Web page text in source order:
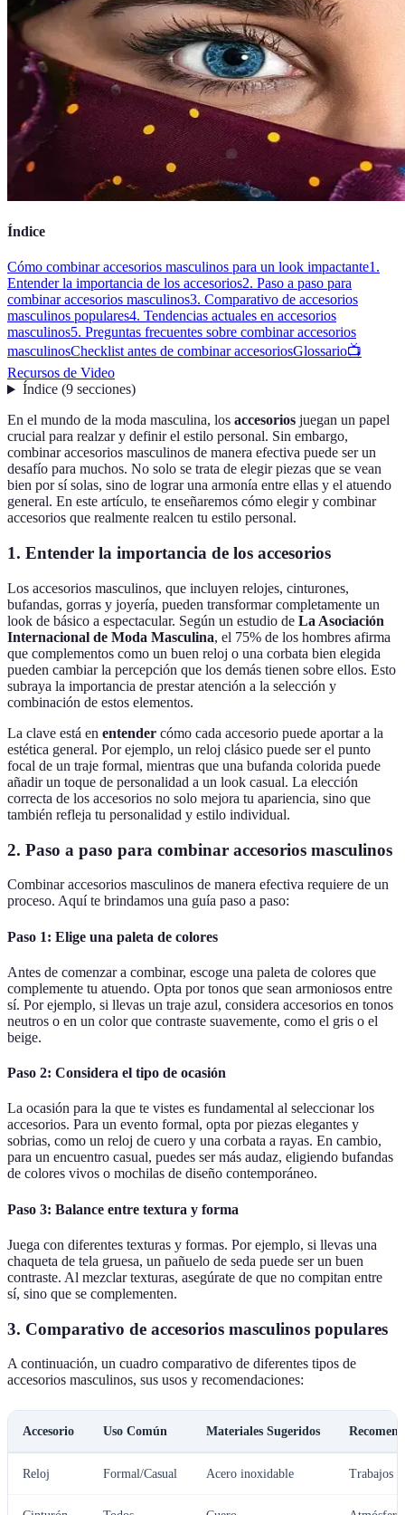
Índice
Cómo combinar accesorios masculinos para un look impactante1.
Entender la importancia de los accesorios2. Paso a paso para
combinar accesorios masculinos3. Comparativo de accesorios
masculinos populares4. Tendencias actuales en accesorios
masculinos5. Preguntas frecuentes sobre combinar accesorios
masculinosChecklist antes de combinar accesoriosGlossario📺
Recursos de Video
Índice(9 secciones)
En el mundo de la moda masculina, los accesorios juegan un papel
crucial para realzar y definir el estilo personal. Sin embargo,
combinar accesorios masculinos de manera efectiva puede ser un
desafío para muchos. No solo se trata de elegir piezas que se vean
bien por sí solas, sino de lograr una armonía entre ellas y el atuendo
general. En este artículo, te enseñaremos cómo elegir y combinar
accesorios que realmente realcen tu estilo personal.
1. Entender la importancia de los accesorios
Los accesorios masculinos, que incluyen relojes, cinturones,
bufandas, gorras y joyería, pueden transformar completamente un
look de básico a espectacular. Según un estudio de La Asociación
Internacional de Moda Masculina, el 75% de los hombres afirma
que complementos como un buen reloj o una corbata bien elegida
pueden cambiar la percepción que los demás tienen sobre ellos. Esto
subraya la importancia de prestar atención a la selección y
combinación de estos elementos.
La clave está en entender cómo cada accesorio puede aportar a la
estética general. Por ejemplo, un reloj clásico puede ser el punto
focal de un traje formal, mientras que una bufanda colorida puede
añadir un toque de personalidad a un look casual. La elección
correcta de los accesorios no solo mejora tu apariencia, sino que
también refleja tu personalidad y estilo individual.
2. Paso a paso para combinar accesorios masculinos
Combinar accesorios masculinos de manera efectiva requiere de un
proceso. Aquí te brindamos una guía paso a paso:
Paso 1: Elige una paleta de colores
Antes de comenzar a combinar, escoge una paleta de colores que
complemente tu atuendo. Opta por tonos que sean armoniosos entre
sí. Por ejemplo, si llevas un traje azul, considera accesorios en tonos
neutros o en un color que contraste suavemente, como el gris o el
beige.
Paso 2: Considera el tipo de ocasión
La ocasión para la que te vistes es fundamental al seleccionar los
accesorios. Para un evento formal, opta por piezas elegantes y
sobrias, como un reloj de cuero y una corbata a rayas. En cambio,
para un encuentro casual, puedes ser más audaz, eligiendo bufandas
de colores vivos o mochilas de diseño contemporáneo.
Paso 3: Balance entre textura y forma
Juega con diferentes texturas y formas. Por ejemplo, si llevas una
chaqueta de tela gruesa, un pañuelo de seda puede ser un buen
contraste. Al mezclar texturas, asegúrate de que no compitan entre
sí, sino que se complementen.
3. Comparativo de accesorios masculinos populares
A continuación, un cuadro comparativo de diferentes tipos de
accesorios masculinos, sus usos y recomendaciones:
Accesorio Uso Común Materiales Sugeridos
Reloj Formal/Casual Acero inoxidable Trabajos